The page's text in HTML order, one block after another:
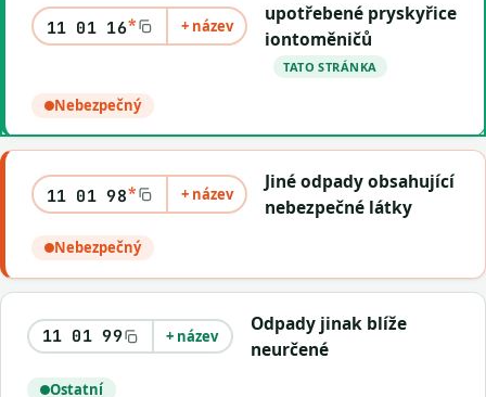
11 01 16* + název
upotřebené pryskyřice
iontoměničů
TATO STRÁNKA
Nebezpečný
11 01 98* + název
Jiné odpady obsahující
nebezpečné látky
Nebezpečný
11 01 99 + název
Odpady jinak blíže
neurčené
Ostatní